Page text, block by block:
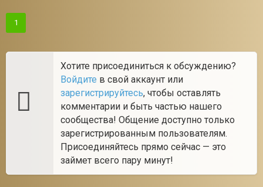
1
Хотите присоединиться к обсуждению?
Войдите в свой аккаунт или
зарегистрируйтесь, чтобы оставлять
комментарии и быть частью нашего
сообщества! Общение доступно только
зарегистрированным пользователям.
Присоединяйтесь прямо сейчас — это
займет всего пару минут!